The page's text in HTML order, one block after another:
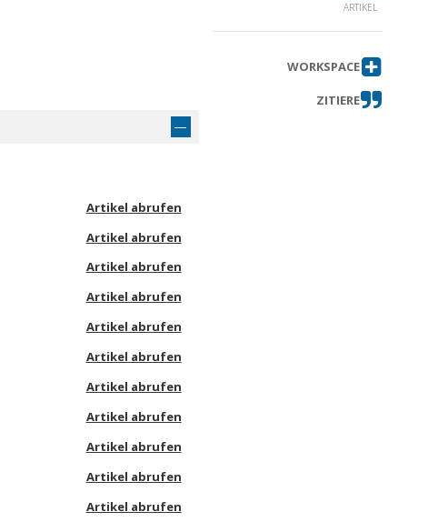
Artikel abrufen
Artikel abrufen
Artikel abrufen
Artikel abrufen
Artikel abrufen
Artikel abrufen
Artikel abrufen
Artikel abrufen
Artikel abrufen
Artikel abrufen
Artikel abrufen
ARTIKEL
WORKSPACE
ZITIERE